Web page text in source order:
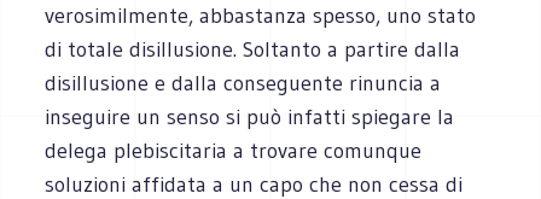
verosimilmente, abbastanza spesso, uno stato
di totale disillusione. Soltanto a partire dalla
disillusione e dalla conseguente rinuncia a
inseguire un senso si può infatti spiegare la
delega plebiscitaria a trovare comunque
soluzioni affidata a un capo che non cessa di